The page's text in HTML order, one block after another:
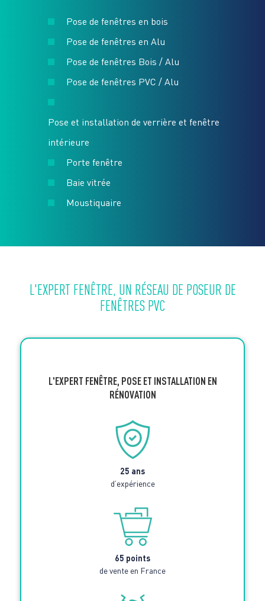
Pose de fenêtres en bois
Pose de fenêtres en Alu
Pose de fenêtres Bois / Alu
Pose de fenêtres PVC / Alu
Pose et installation de verrière et fenêtre
intérieure
Porte fenêtre
Baie vitrée
Moustiquaire
L'EXPERT FENÊTRE, UN RÉSEAU DE POSEUR DE
FENÊTRES PVC
L'EXPERT FENÊTRE, POSE ET INSTALLATION EN
RÉNOVATION
25 ans
d’expérience
65 points
de vente en France